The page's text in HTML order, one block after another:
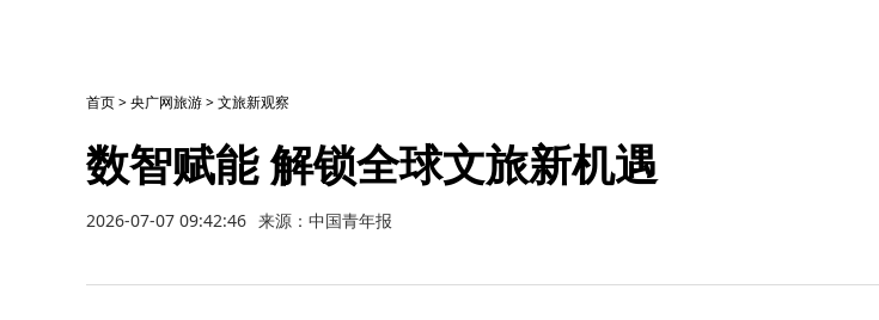
首页>央广网旅游>文旅新观察
数智赋能 解锁全球文旅新机遇
2026-07-07 09:42:46 来源：中国青年报